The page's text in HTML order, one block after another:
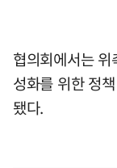
협의회에서는
성화를 위한 정
됐다.